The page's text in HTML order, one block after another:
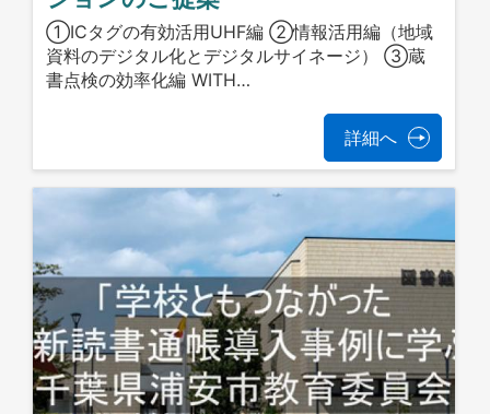
①ICタグの有効活用UHF編 ②情報活用編（地域
資料のデジタル化とデジタルサイネージ） ③蔵
書点検の効率化編 WITH…
詳細へ